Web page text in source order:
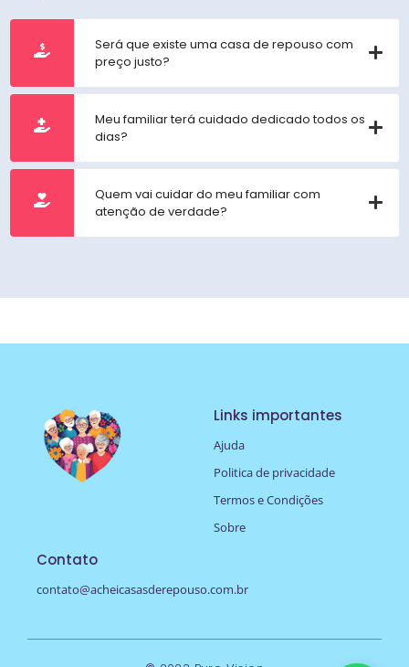
Será que existe uma casa de repouso com
preço justo?
Meu familiar terá cuidado dedicado todos os
dias?
Quem vai cuidar do meu familiar com
atenção de verdade?
Links importantes
Ajuda
Politica de privacidade
Termos e Condições
Sobre
Contato
contato@acheicasasderepouso.com.br